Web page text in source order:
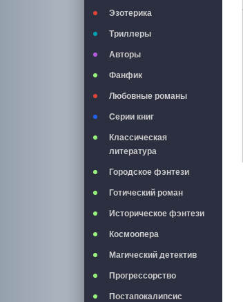
Эзотерика
Триллеры
Авторы
Фанфик
Любовные романы
Серии книг
Классическая
литература
Городское фэнтези
Готический роман
Историческое фэнтези
Космоопера
Магический детектив
Прогрессорство
Постапокалипсис